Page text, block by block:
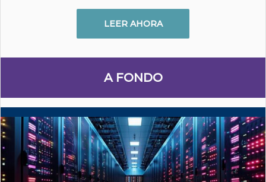
LEER AHORA
A FONDO